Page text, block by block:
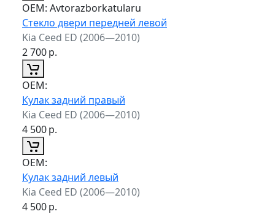
ОЕМ: Avtorazborkatularu
Стекло двери передней левой
Kia Ceed ED (2006—2010)
2 700р.
ОЕМ:
Кулак задний правый
Kia Ceed ED (2006—2010)
4 500р.
ОЕМ:
Кулак задний левый
Kia Ceed ED (2006—2010)
4 500р.